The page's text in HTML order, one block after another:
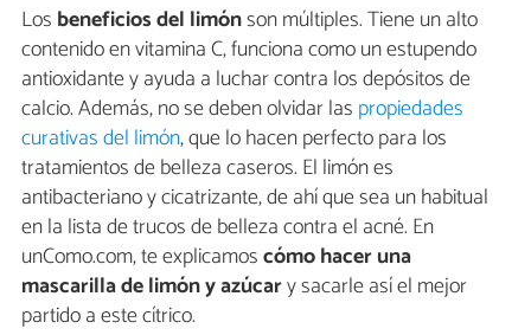
Los beneficios del limónson múltiples. Tiene un alto
contenido en vitamina C, funciona como un estupendo
antioxidante y ayuda a luchar contra los depósitos de
calcio. Además, no se deben olvidar las propiedades
curativas del limón, que lo hacen perfecto para los
tratamientos de belleza caseros. El limón es
antibacteriano y cicatrizante, de ahí que sea un habitual
en la lista de trucos de belleza contra el acné. En
unComo.com, te explicamoscómo hacer una
mascarilla de limón y azúcary sacarle así el mejor
partido a este cítrico.